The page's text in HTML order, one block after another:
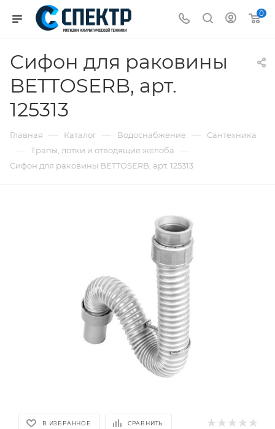
0
Сифон для раковины
BETTOSERB, арт.
125313
Главная — Каталог — Водоснабжение — Сантехника
— Трапы, лотки и отводящие желоба —
Сифон для раковины BETTOSERB, арт. 125313
В ИЗБРАННОЕ СРАВНИТЬ